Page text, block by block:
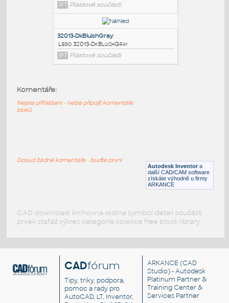
32013-Orange:
Lego 32013-Orange
IPT Plastové součásti
Lego 32013-Black
Lego 32013-DkBluishGray
Autodesk Inventor a
další CAD/CAM software
získáte výhodně u firmy
ARKANCE
Komentáře:
Nejste přihlášeni - nelze připojit komentáře
bloků
Dosud žádné komentáře - buďte první
CAD download: knihovna rodina symbol detail součást
prvek stafáž výkres kategorie kolekce free block library
CADfórum
Tipy, triky, podpora,
pomoc a rady pro
AutoCAD, LT, Inventor,
ARKANCE (CAD
Studio) - Autodesk
Platinum Partner &
Training Center &
Services Partner